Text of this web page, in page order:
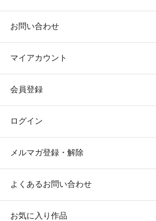
お問い合わせ
マイアカウント
会員登録
ログイン
メルマガ登録・解除
よくあるお問い合わせ
お気に入り作品